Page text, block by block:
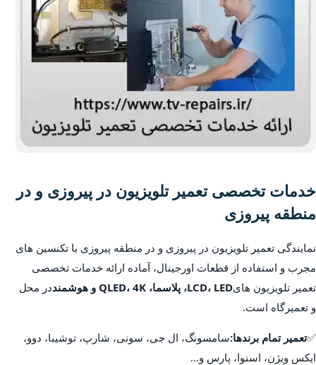
خدمات تخصصی تعمیر تلویزیون در پیروزی و در
منطقه پیروزی
نمایندگی تعمیر تلویزیون در پیروزی و در منطقه پیروزی با تکنسین های
مجرب و استفاده از قطعات اورجینال، آماده ارائه خدمات تخصصی
تعمیر تلویزیون هایLCD، LED، پلاسما، QLED، 4K و هوشمند
در محل
و تعمیرگاه است.
✅تعمیر تمام برندها:سامسونگ، ال جی، سونی، شارپ، توشیبا، دوو،
ایکس ویژن، اسنوا، پارس و...